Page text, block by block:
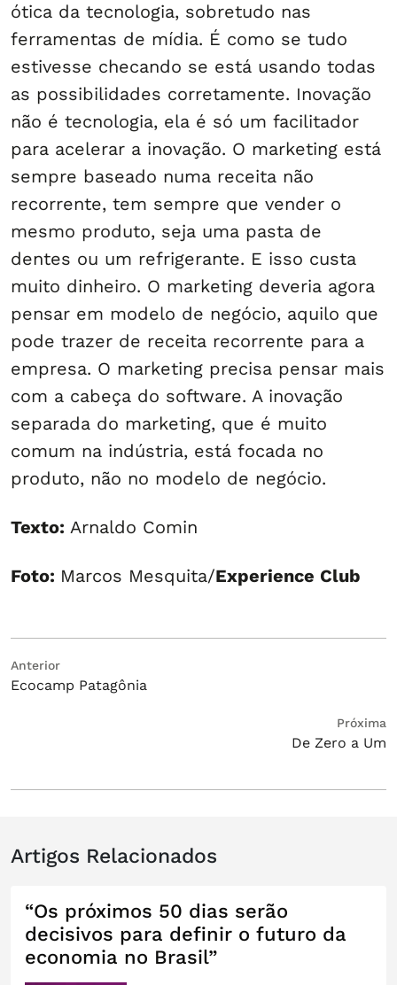
ótica da tecnologia, sobretudo nas
ferramentas de mídia. É como se tudo
estivesse checando se está usando todas
as possibilidades corretamente. Inovação
não é tecnologia, ela é só um facilitador
para acelerar a inovação. O marketing está
sempre baseado numa receita não
recorrente, tem sempre que vender o
mesmo produto, seja uma pasta de
dentes ou um refrigerante. E isso custa
muito dinheiro. O marketing deveria agora
pensar em modelo de negócio, aquilo que
pode trazer de receita recorrente para a
empresa. O marketing precisa pensar mais
com a cabeça do software. A inovação
separada do marketing, que é muito
comum na indústria, está focada no
produto, não no modelo de negócio.
Texto: Arnaldo Comin
Foto: Marcos Mesquita/Experience Club
Navegação
de
Anterior
Post
anterior:
Ecocamp Patagônia
Próxima
De Zero a Um
Artigos Relacionados
“Os próximos 50 dias serão
decisivos para definir o futuro da
economia no Brasil”